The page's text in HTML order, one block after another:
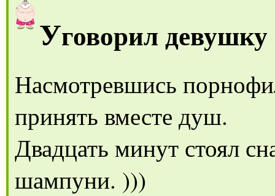
Уговорил
Насмотревшись
принять вместе душ.
Двадцать минут стоял
шампуни. )))